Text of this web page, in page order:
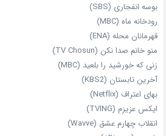
بوسه انفجاری (SBS)
رودخانه ماه (MBC)
قهرمانان محله (ENA)
منو خانم صدا نکن (TV Chosun)
زنی که خورشید را بلعید (MBC)
آخرین تابستان (KBS2)
بهای اعتراف (Netflix)
ایکس عزیزم (TVING)
انقلاب چهارم عشق (Wavve)